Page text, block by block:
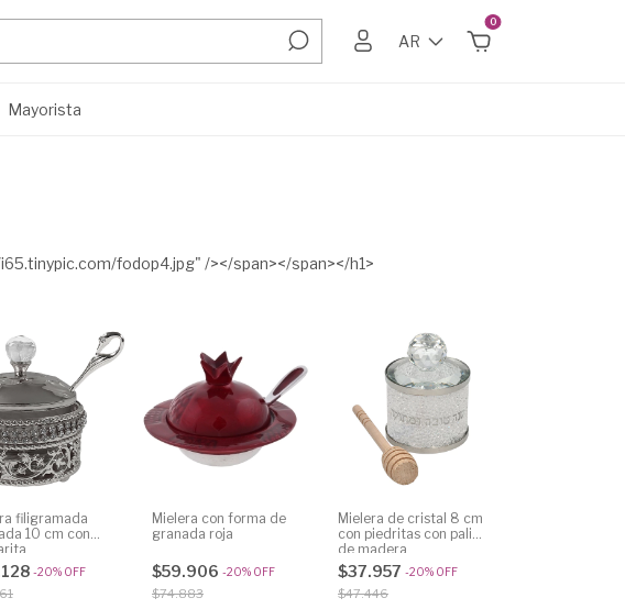
AR
0
Mayorista
fodop4.jpg" /></span></span></h1>
filigramada
10 cm con
-20% OFF
Mielera con forma de
granada roja
$59.906 -20% OFF
$74.883
Mielera de cristal 8 cm
con piedritas con palito
de madera
$37.957 -20% OFF
$47.446